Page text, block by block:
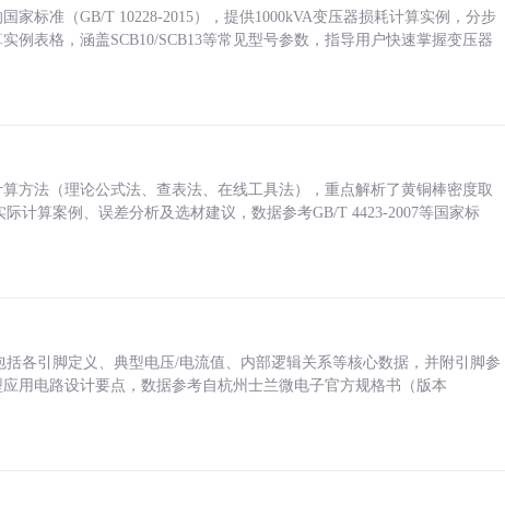
家标准（GB/T 10228-2015），提供1000kVA变压器损耗计算实例，分步
例表格，涵盖SCB10/SCB13等常见型号参数，指导用户快速掌握变压器
方法（理论公式法、查表法、在线工具法），重点解析了黄铜棒密度取
计算案例、误差分析及选材建议，数据参考GB/T 4423-2007等国家标
各引脚定义、典型电压/电流值、内部逻辑关系等核心数据，并附引脚参
用电路设计要点，数据参考自杭州士兰微电子官方规格书（版本